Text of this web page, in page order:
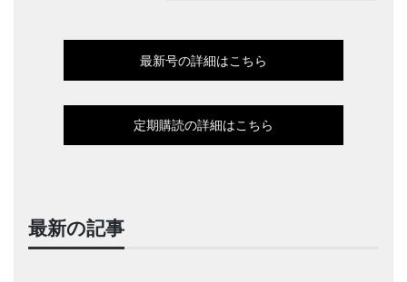
最新号の詳細はこちら
定期購読の詳細はこちら
最新の記事